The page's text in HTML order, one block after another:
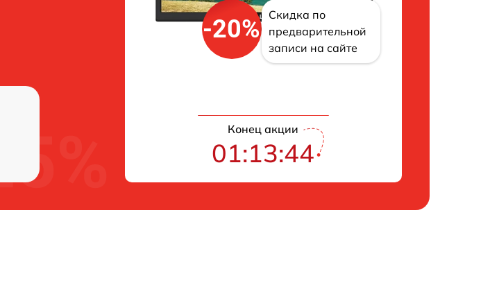
-20%
Скидка по
предварительной
записи на сайте
Конец акции
01:13:43